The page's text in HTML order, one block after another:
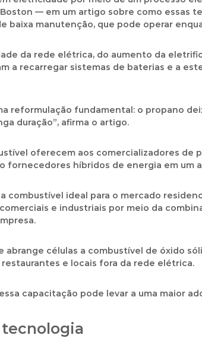
— em um artigo sobre como essas
baixa manutenção, que pode operar
da rede elétrica, do aumento da
a recarregar sistemas de baterias e a
reformulação fundamental: o propano
duração”, afirma o artigo.
oferecem aos comercializadores
fornecedores híbridos de energia em
combustível ideal para o mercado
e industriais por meio da
abrange células a combustível de óxido
e locais fora da rede elétrica.
capacitação pode levar a uma maior